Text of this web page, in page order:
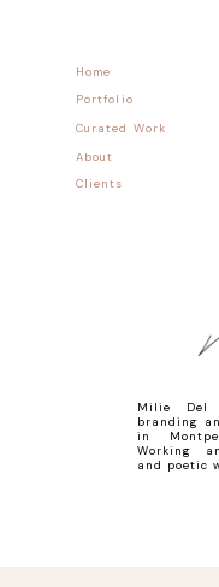
Home
Portfolio
Milie Del
branding
in
Working
and poetic
Curated Work
About
Clients